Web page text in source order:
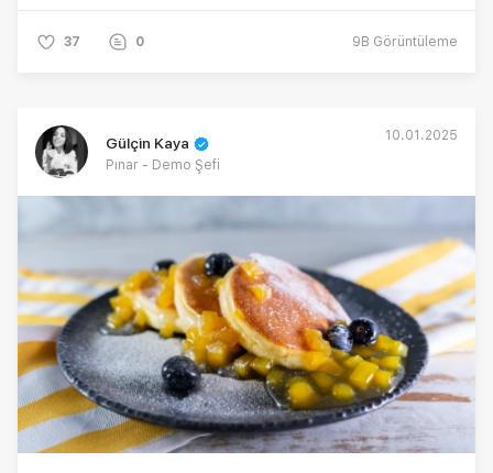
37 0 9B Görüntüleme
Gülçin Kaya
Pınar - Demo Şefi
10.01.2025